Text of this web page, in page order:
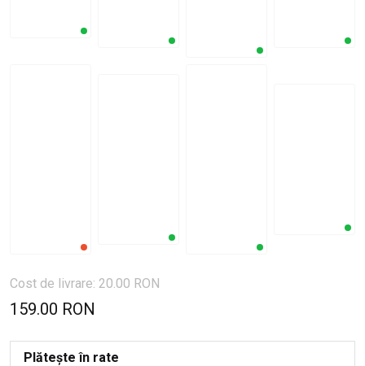
Cost de livrare: 20.00 RON
159.00 RON
Plătește în rate